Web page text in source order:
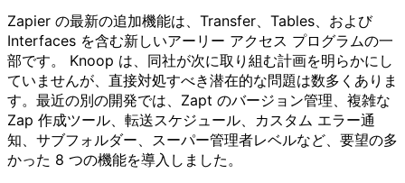
Zapier の最新の追加機能は、Transfer、Tables、および
Interfaces を含む新しいアーリー アクセス プログラムの一
部です。 Knoop は、同社が次に取り組む計画を明らかにし
ていませんが、直接対処すべき潜在的な問題は数多くありま
す。最近の別の開発では、Zapt のバージョン管理、複雑な
Zap 作成ツール、転送スケジュール、カスタム エラー通
知、サブフォルダー、スーパー管理者レベルなど、要望の多
かった 8 つの機能を導入しました。